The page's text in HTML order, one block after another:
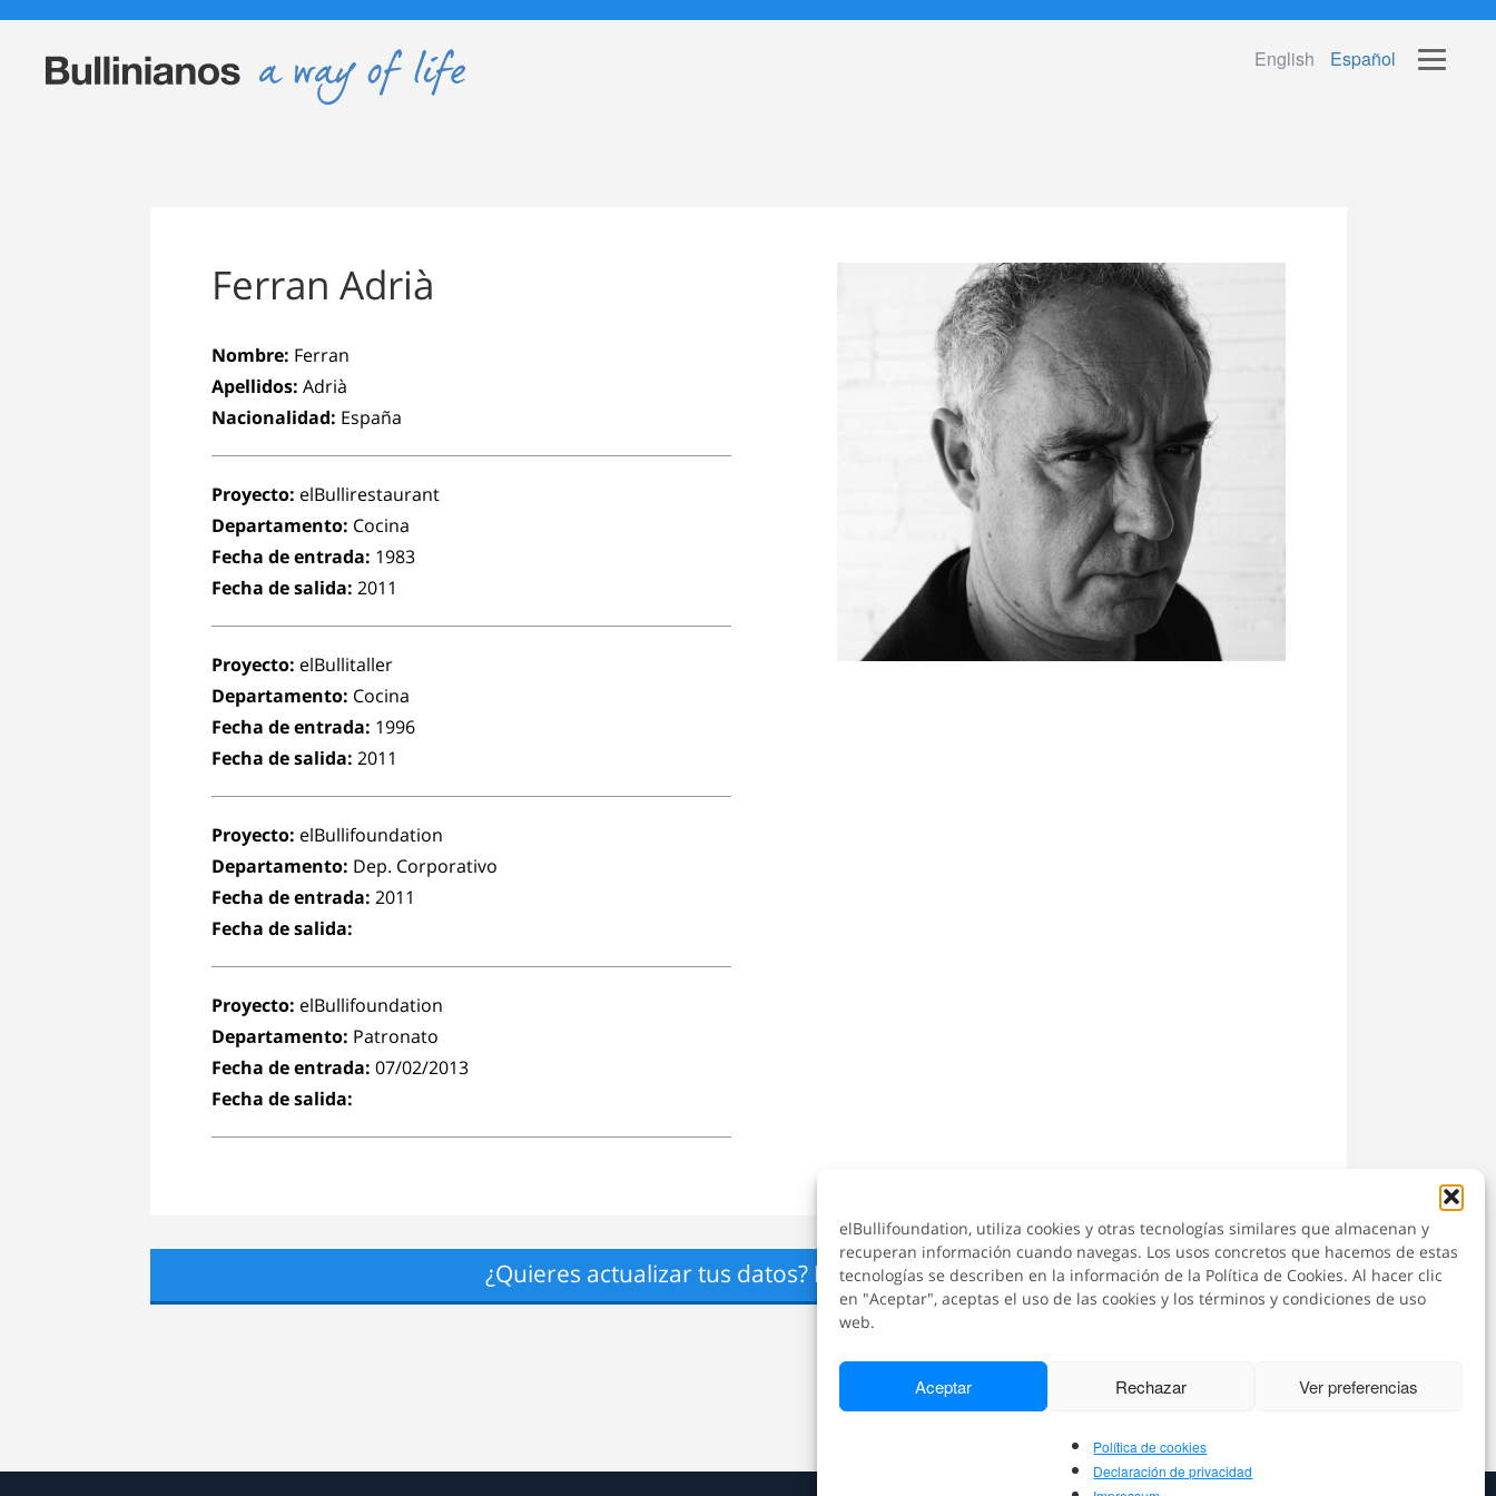
elBullifoundation, utiliza cookies y otras tecnologías similares que almacenan y
recuperan información cuando navegas. Los usos concretos que hacemos de estas
tecnologías se describen en la información de la Política de Cookies. Al hacer clic
en "Aceptar", aceptas el uso de las cookies y los términos y condiciones de uso
web.
Aceptar Rechazar Ver preferencias
Política de cookies
Declaración de privacidad
English Español
Ferran Adrià
Nombre: Ferran
Apellidos: Adrià
Nacionalidad: España
Proyecto: elBullirestaurant
Departamento: Cocina
Fecha de entrada: 1983
Fecha de salida: 2011
Proyecto: elBullitaller
Departamento: Cocina
Fecha de entrada: 1996
Fecha de salida: 2011
Proyecto: elBullifoundation
Departamento: Dep. Corporativo
Fecha de entrada: 2011
Fecha de salida:
Proyecto: elBullifoundation
Departamento: Patronato
Fecha de entrada: 07/02/2013
Fecha de salida:
¿Quieres actualizar tus datos? Envíanos un mail